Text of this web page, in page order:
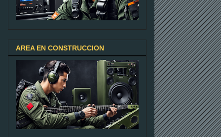
AREA EN CONSTRUCCION